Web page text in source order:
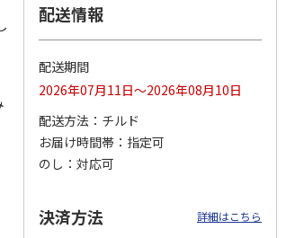
訳あり黄桃
配送情報
配送期間
2026年07月11日～2026年08月10日
配送方法
チルド
お届け時間帯
指定可
のし
対応可
決済方法 詳細はこちら